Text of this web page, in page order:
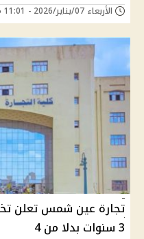
الأربعاء 07/يناير/2026 - 11:01 م
تجارة عين شمس تعلن
3 سنوات بدلا من 4